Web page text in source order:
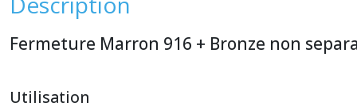
Fermeture Marron 916 + Bronze non
Utilisation